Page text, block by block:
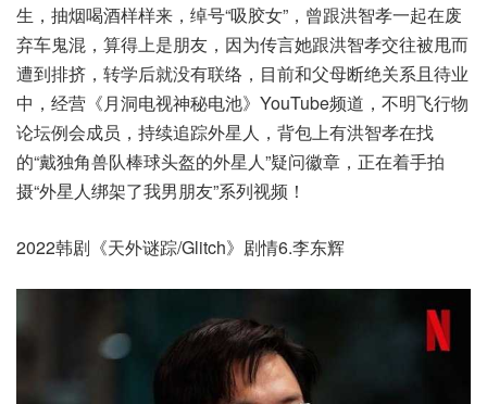
生，抽烟喝酒样样来，绰号“吸胶女”，曾跟洪智孝一起在废
弃车鬼混，算得上是朋友，因为传言她跟洪智孝交往被甩而
遭到排挤，转学后就没有联络，目前和父母断绝关系且待业
中，经营《月洞电视神秘电池》YouTube频道，不明飞行物
论坛例会成员，持续追踪外星人，背包上有洪智孝在找
的“戴独角兽队棒球头盔的外星人”疑问徽章，正在着手拍
摄“外星人绑架了我男朋友”系列视频！
2022韩剧《天外谜踪/Glitch》剧情6.李东辉